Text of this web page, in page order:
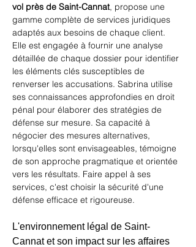
vol près de Saint-Cannat, propose une
gamme complète de services juridiques
adaptés aux besoins de chaque client.
Elle est engagée à fournir une analyse
détaillée de chaque dossier pour identifier
les éléments clés susceptibles de
renverser les accusations. Sabrina utilise
ses connaissances approfondies en droit
pénal pour élaborer des stratégies de
défense sur mesure. Sa capacité à
négocier des mesures alternatives,
lorsqu'elles sont envisageables, témoigne
de son approche pragmatique et orientée
vers les résultats. Faire appel à ses
services, c'est choisir la sécurité d'une
défense efficace et rigoureuse.
L'environnement légal de Saint-
Cannat et son impact sur les affaires